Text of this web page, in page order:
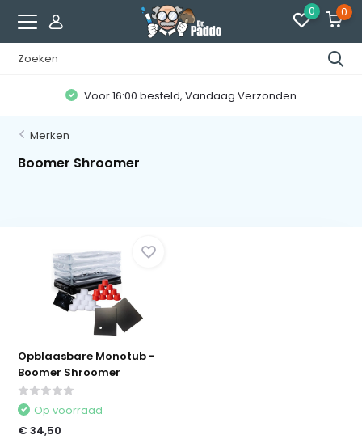
0 0
Voor 16:00 besteld, Vandaag Verzonden
Merken
Boomer Shroomer
Opblaasbare Monotub -
Boomer Shroomer
Op voorraad
€ 34,50